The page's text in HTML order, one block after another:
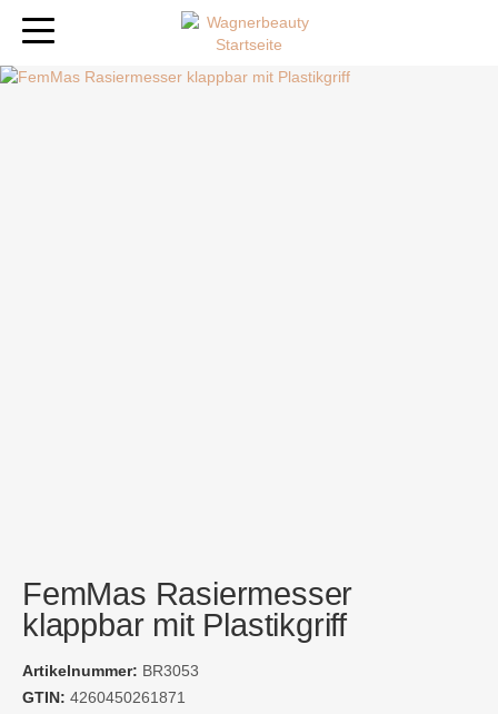
FemMas Rasiermesser
klappbar mit Plastikgriff
Artikelnummer: BR3053
GTIN: 4260450261871